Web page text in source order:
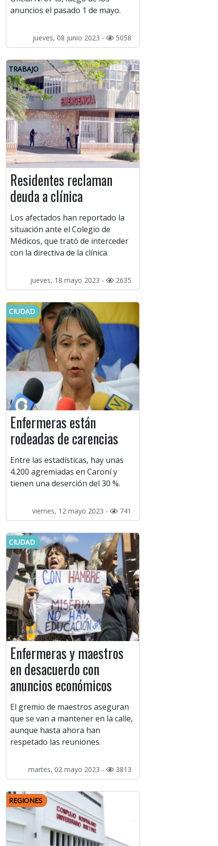
anuncios el pasado 1 de mayo.
jueves, 08 junio 2023 - 5058
TRABAJO
Residentes reclaman
deuda a clínica
Los afectados han reportado la
situación ante el Colegio de
Médicos, que trató de interceder
con la directiva de la clínica.
jueves, 18 mayo 2023 - 2635
CIUDAD
Enfermeras están
rodeadas de carencias
Entre las estadísticas, hay unas
4.200 agremiadas en Caroní y
tienen una deserción del 30 %.
viernes, 12 mayo 2023 - 741
CIUDAD
Enfermeras y maestros
en desacuerdo con
anuncios económicos
El gremio de maestros aseguran
que se van a mantener en la calle,
aunque hasta ahora han
respetado las reuniones.
martes, 02 mayo 2023 - 3813
REGIONES